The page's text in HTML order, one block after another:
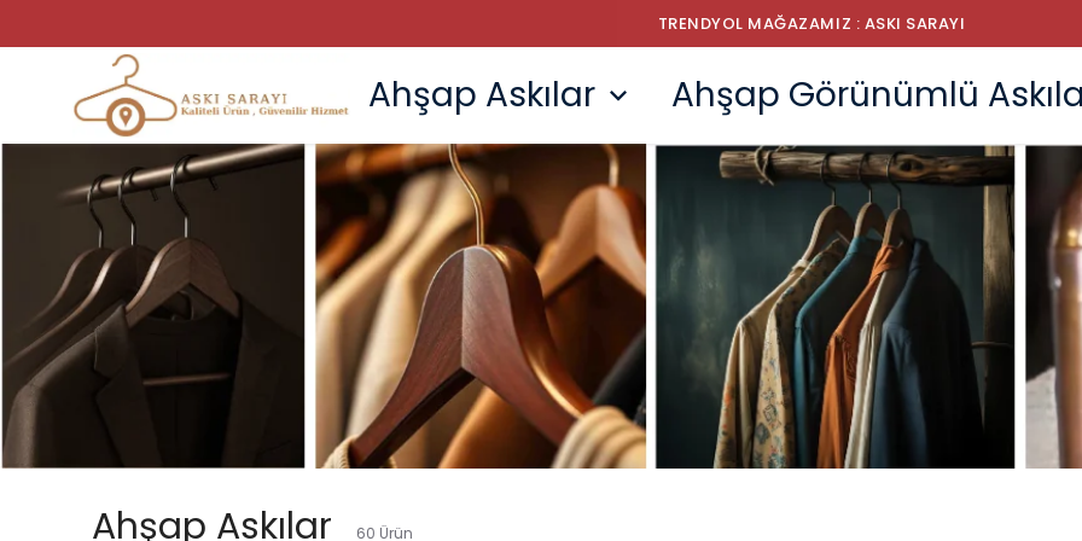
İLETİŞİM NUMARAMIZ ; 0532 310 5953
Ahşap Askılar Ahşap Görünümlü
Ahşap Askılar 60 Ürün